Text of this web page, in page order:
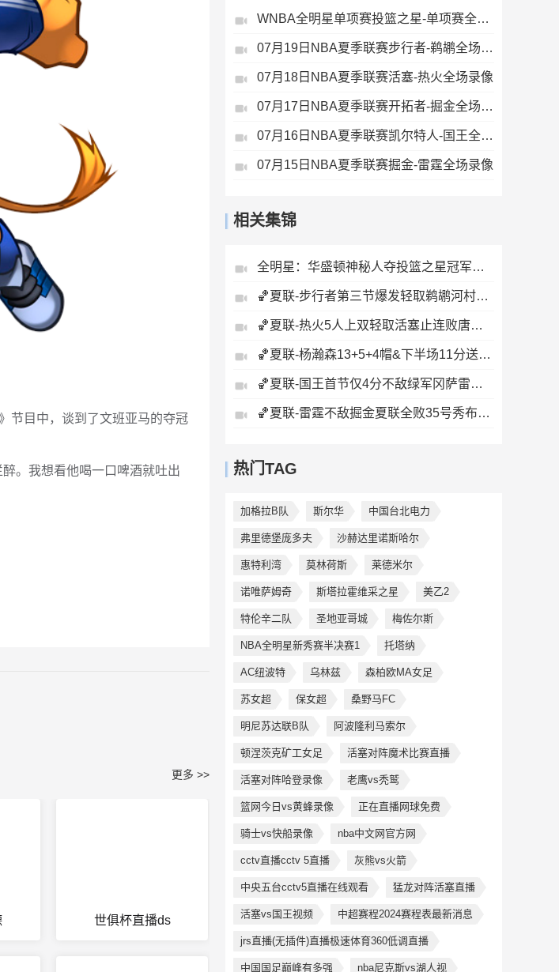
节目中，谈到了文班亚马的夺冠
。我想看他喝一口啤酒就吐出
更多 >>
世俱杯直播ds
WNBA全明星单项赛投篮之星-单项赛全场录像
07月19日NBA夏季联赛步行者-鹈鹕全场录像
07月18日NBA夏季联赛活塞-热火全场录像
07月17日NBA夏季联赛开拓者-掘金全场录像
07月16日NBA夏季联赛凯尔特人-国王全场录像
07月15日NBA夏季联赛掘金-雷霆全场录像
相关集锦
全明星：华盛顿神秘人夺投篮之星冠军！福德夺得三分大赛冠军！
🏀夏联-步行者第三节爆发轻取鹈鹕河村勇辉5+5+12斯劳森22分
🏀夏联-热火5人上双轻取活塞止连败唐纳森20+8+10奥科里27分
🏀夏联-杨瀚森13+5+4帽&下半场11分送惊艳妙传开拓者力克掘金
🏀夏联-国王首节仅4分不敌绿军冈萨雷斯24+10+5塞纳克10+12
🏀夏联-雷霆不敌掘金夏联全败35号秀布拉齐尔32+6马拉14+7+6
热门TAG
加格拉B队 斯尔华 中国台北电力
弗里德堡庞多夫 沙赫达里诺斯哈尔
惠特利湾 莫林荷斯 莱德米尔
诺唯萨姆奇 斯塔拉霍维采之星 美乙2
特伦辛二队 圣地亚哥城 梅佐尔斯
NBA全明星新秀赛半决赛1 托塔纳
AC纽波特 乌林兹 森柏欧MA女足
苏女超 保女超 桑野马FC
明尼苏达联B队 阿波隆利马索尔
顿涅茨克矿工女足 活塞对阵魔术比赛直播
活塞对阵哈登录像 老鹰vs秃鹫
篮网今日vs黄蜂录像 正在直播网球免费
骑士vs快船录像 nba中文网官方网
cctv直播cctv 5直播 灰熊vs火箭
中央五台cctv5直播在线观看 猛龙对阵活塞直播
活塞vs国王视频 中超赛程2024赛程表最新消息
jrs直播(无插件)直播极速体育360低调直播
中国国足巅峰有多强 nba尼克斯vs湖人视